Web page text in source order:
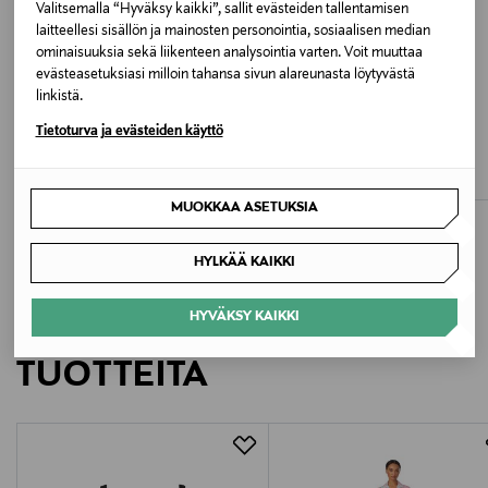
Valitsemalla “Hyväksy kaikki”, sallit evästeiden tallentamisen
laitteellesi sisällön ja mainosten personointia, sosiaalisen median
ominaisuuksia sekä liikenteen analysointia varten. Voit muuttaa
evästeasetuksiasi milloin tahansa sivun alareunasta löytyvästä
linkistä.
Tietoturva ja evästeiden käyttö
MUOKKAA ASETUKSIA
HYLKÄÄ KAIKKI
HYVÄKSY KAIKKI
2129 MULCH
Valmistusmaa
Kiina
208311
Valmistaja
Brands of Scandinavia A/S
Valmistajan osoite
Birkemosevej 11B, DK-6000 Kolding, Denmark
customerservice@copenhagenmuse.com
AMERICAN VINTAGE
LISÄÄ KIINNOSTAVIA
TUOTTEITA